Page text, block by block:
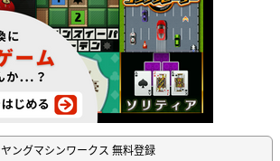
ヤングマシンワークス 無料登録